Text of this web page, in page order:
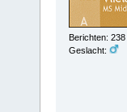
Berichten: 238
Geslacht: